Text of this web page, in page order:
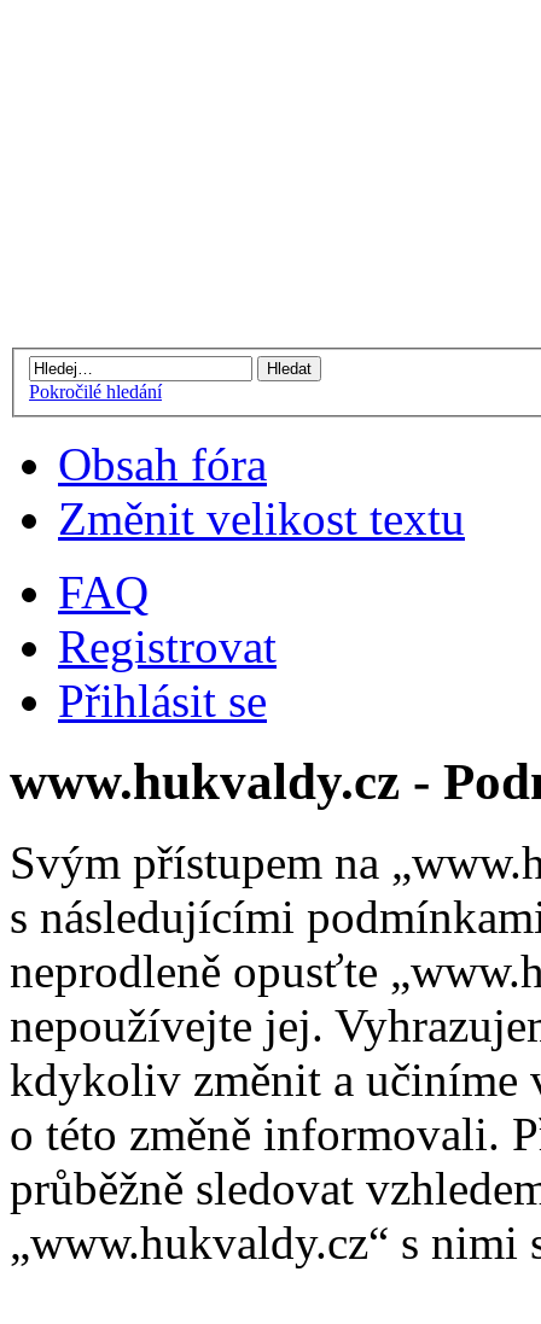
Pokročilé hledání
Obsah fóra
Změnit velikost textu
FAQ
Registrovat
Přihlásit se
www.hukvaldy.cz -
Svým přístupem na
s následujícími
neprodleně opusťte
nepoužívejte jej.
kdykoliv změnit a učiníme
o této změně informovali.
průběžně sledovat
„www.hukvaldy.cz“ s nimi